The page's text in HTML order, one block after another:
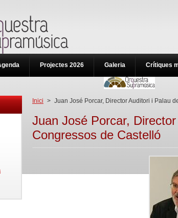
Inici > Juan José Porcar, Director Auditori i Palau
Juan José Porcar,
Congressos de Castelló
Projectes 2026 Galeria Crítiques